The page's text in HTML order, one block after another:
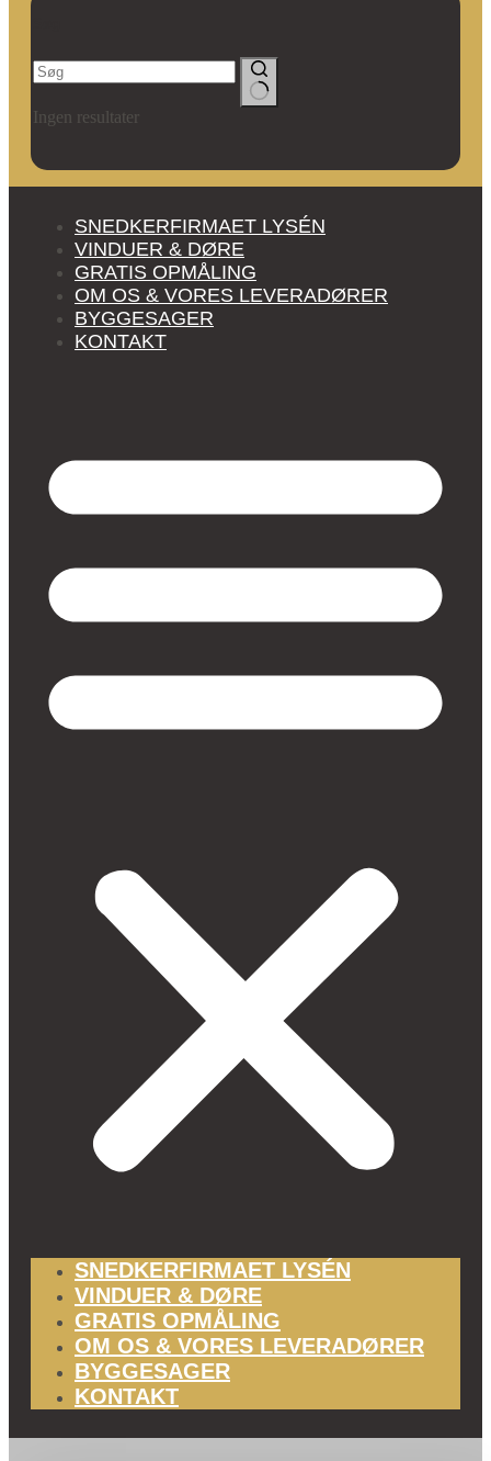
Ingen resultater
SNEDKERFIRMAET LYSÉN
VINDUER & DØRE
GRATIS OPMÅLING
OM OS & VORES LEVERADØRER
BYGGESAGER
KONTAKT
SNEDKERFIRMAET LYSÉN
VINDUER & DØRE
GRATIS OPMÅLING
OM OS & VORES LEVERADØRER
BYGGESAGER
KONTAKT